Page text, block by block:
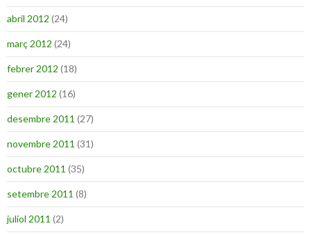
abril 2012 (24)
març 2012 (24)
febrer 2012 (18)
gener 2012 (16)
desembre 2011 (27)
novembre 2011 (31)
octubre 2011 (35)
setembre 2011 (8)
juliol 2011 (2)